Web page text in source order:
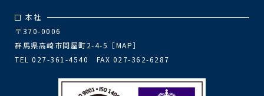
本社
〒370-0006
群馬県高崎市問屋町2-4-5［MAP］
TEL 027-361-4540 FAX 027-362-6287